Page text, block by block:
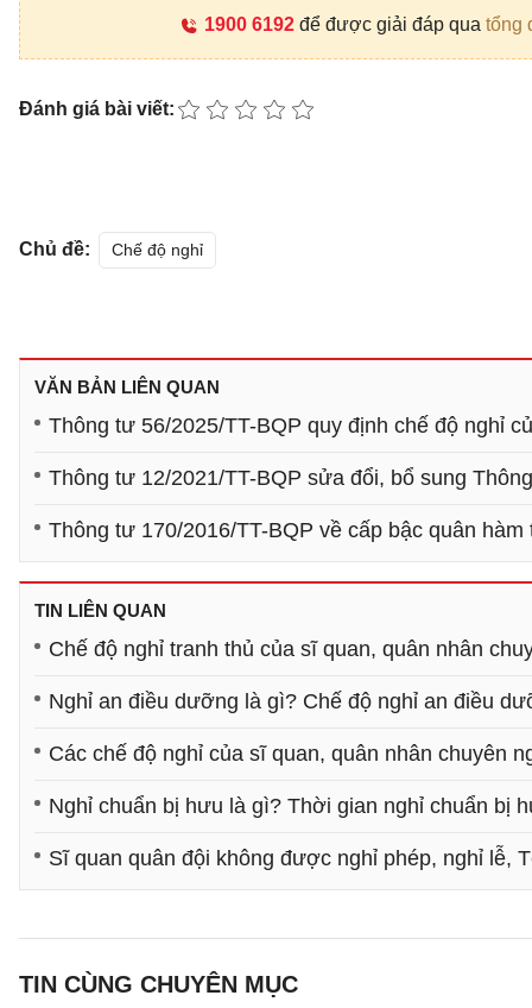
1900 6192để được giải đáp qua tổng
Đánh giá bài viết:
Chủ đề: Chế độ nghỉ
VĂN BẢN LIÊN QUAN
Thông tư 56/2025/TT-BQP quy định chế độ nghỉ
Thông tư 12/2021/TT-BQP sửa đổi, bổ sung
Thông tư 170/2016/TT-BQP về cấp bậc quân
TIN LIÊN QUAN
Chế độ nghỉ tranh thủ của sĩ quan, quân nhân
Nghỉ an điều dưỡng là gì? Chế độ nghỉ an điều
Các chế độ nghỉ của sĩ quan, quân nhân chuyên
Nghỉ chuẩn bị hưu là gì? Thời gian nghỉ chuẩn bị
Sĩ quan quân đội không được nghỉ phép, nghỉ lễ,
TIN CÙNG CHUYÊN MỤC